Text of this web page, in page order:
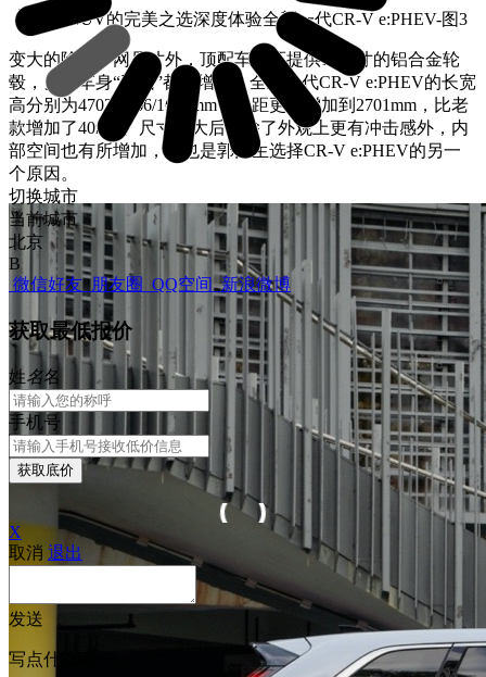
变大的除了中网尺寸外，顶配车型还提供19英寸的铝合金轮
毂，另外车身“三围”都有增加，全新一代CR-V e:PHEV的长宽
高分别为4703/1866/1680mm，轴距更是增加到2701mm，比老
款增加了40mm。尺寸变大后，除了外观上更有冲击感外，内
部空间也有所增加，这也是郭先生选择CR-V e:PHEV的另一
个原因。
切换城市
当前城市
北京
B
微信好友
朋友圈 QQ空间 新浪微博
获取最低报价
姓名名
手机号
获取底价
X
取消 退出
发送
写点什么吧